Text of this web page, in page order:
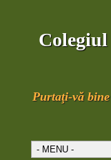
Purtaţi-vă